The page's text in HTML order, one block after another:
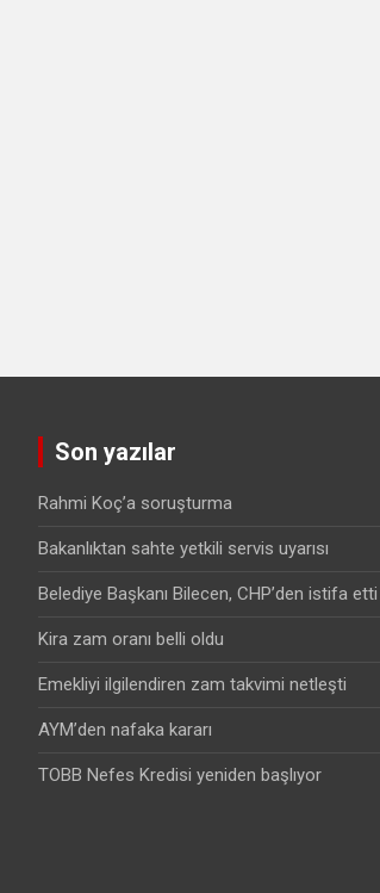
Son yazılar
Rahmi Koç’a soruşturma
Bakanlıktan sahte yetkili servis uyarısı
Belediye Başkanı Bilecen, CHP’den istifa etti
Kira zam oranı belli oldu
Emekliyi ilgilendiren zam takvimi netleşti
AYM’den nafaka kararı
TOBB Nefes Kredisi yeniden başlıyor